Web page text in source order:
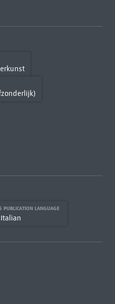
PUBLICATION LANGUAGE
Italian